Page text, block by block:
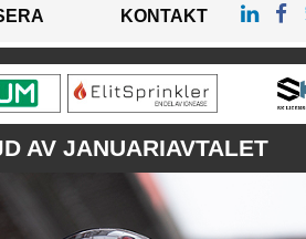
KONTAKT
AV JANUARIAVTALET